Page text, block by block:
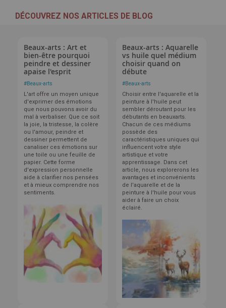
DÉCOUVREZ NOS ARTICLES DE BLOG
Beaux-arts : Art et
bien-être pourquoi
peindre et dessiner
apaise l'esprit
#Beaux-arts
L'art offre un moyen unique
d'exprimer des émotions
que nous pouvons avoir du
mal à verbaliser. Que ce soit
la joie, la tristesse, la colère
ou l'amour, peindre et
dessiner permettent de
canaliser ces émotions sur
une toile ou une feuille de
papier. Cette forme
d'expression personnelle
aide à clarifier nos pensées
et à mieux comprendre nos
sentiments.
Beaux-arts : Aquarelle
vs huile quel médium
choisir quand on
débute
#Beaux-arts
Choisir entre l'aquarelle et la
peinture à l'huile peut
sembler déroutant pour les
débutants en beauxarts.
Chacun de ces médiums
possède des
caractéristiques uniques qui
influencent votre style
artistique et votre
apprentissage. Dans cet
article, nous explorerons les
avantages et inconvénients
de l'aquarelle et de la
peinture à l'huile pour vous
aider à faire un choix
éclairé.